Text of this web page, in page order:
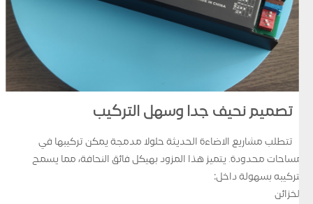
تصميم نحيف جدا وسهل التركيب
تتطلب مشاريع الاضاءة الحديثة حلولا مدمجة يمكن تركيبها في
مساحات محدودة. يتميز هذا المزود بهيكل فائق النحافة، مما يسمح
بتركيبه بسهولة داخل:
الخزائن